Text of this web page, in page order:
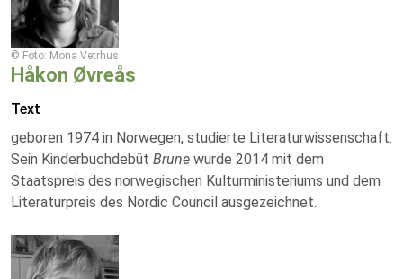
© Foto: Mona Vetrhus
Håkon Øvreås
Text
geboren 1974 in Norwegen, studierte Literaturwissenschaft.
Sein Kinderbuchdebüt Brune wurde 2014 mit dem
Staatspreis des norwegischen Kulturministeriums und dem
Literaturpreis des Nordic Council ausgezeichnet.